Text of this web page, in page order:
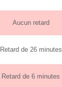
Aucun retard
Retard de 26 minutes
Retard de 6 minutes